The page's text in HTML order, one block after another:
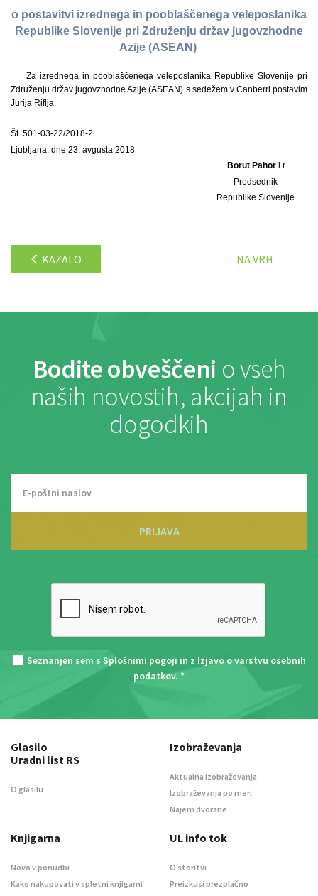
o postavitvi izrednega in pooblaščenega veleposlanika
Republike Slovenije pri Združenju držav jugovzhodne
Azije (ASEAN)
Za izrednega in pooblaščenega veleposlanika Republike Slovenije pri
Združenju držav jugovzhodne Azije (ASEAN) s sedežem v Canberri postavim
Jurija Riflja.
Št. 501-03-22/2018-2
Ljubljana, dne 23. avgusta 2018
Borut Pahorl.r.
Predsednik
Republike Slovenije
KAZALO NA VRH
Bodite obveščeni o vseh
naših novostih, akcijah in
dogodkih
PRIJAVA
Seznanjen sem s Splošnimi pogoji in z Izjavo o varstvu osebnih
podatkov. *
Glasilo
Uradni list RS
O glasilu
Izobraževanja
Aktualna izobraževanja
Izobraževanja po meri
Najem dvorane
Knjigarna
Novo v ponudbi
Kako nakupovati v spletni knjigarni
UL info tok
O storitvi
Preizkusi brezplačno